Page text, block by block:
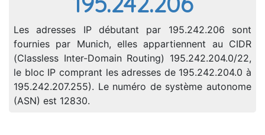
Les adresses IP débutant par 195.242.206 sont
fournies par Munich, elles appartiennent au CIDR
(Classless Inter-Domain Routing) 195.242.204.0/22,
le bloc IP comprant les adresses de 195.242.204.0 à
195.242.207.255). Le numéro de système autonome
(ASN) est 12830.